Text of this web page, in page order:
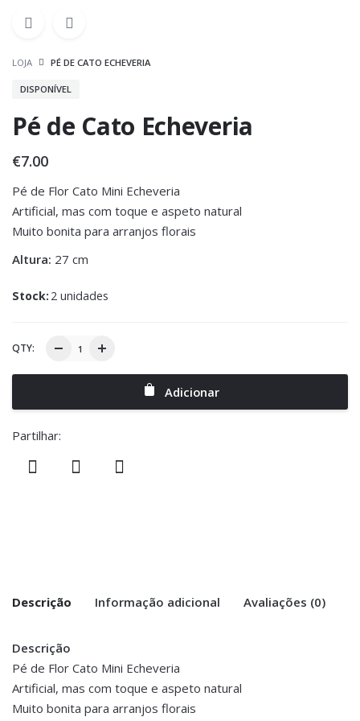
LOJA PÉ DE CATO ECHEVERIA
DISPONÍVEL
Pé de Cato Echeveria
€7.00
Pé de Flor Cato Mini Echeveria
Artificial, mas com toque e aspeto natural
Muito bonita para arranjos florais
Altura: 27 cm
Stock: 2 unidades
QTY:
Adicionar
Partilhar:
Descrição Informação adicional Avaliações (0)
Descrição
Pé de Flor Cato Mini Echeveria
Artificial, mas com toque e aspeto natural
Muito bonita para arranjos florais
Peso 0.200 kg
Dimensões 27 cm
There are no reviews yet.
Be the first to review “Pé de Cato
Echeveria”